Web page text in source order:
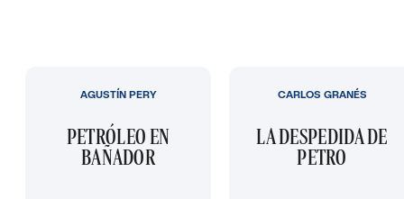
PETRÓLEO EN
BAÑADOR
AGUSTÍN PERY
LA DESPEDIDA DE
PETRO
CARLOS GRANÉS